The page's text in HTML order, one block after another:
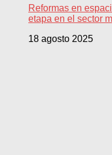
Reformas en
etapa en el sector
18 agosto 2025